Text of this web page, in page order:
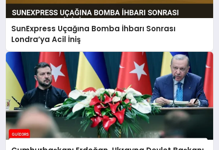
SunExpress Uçağına Bomba İhbarı Sonrası
Londra’ya Acil İniş